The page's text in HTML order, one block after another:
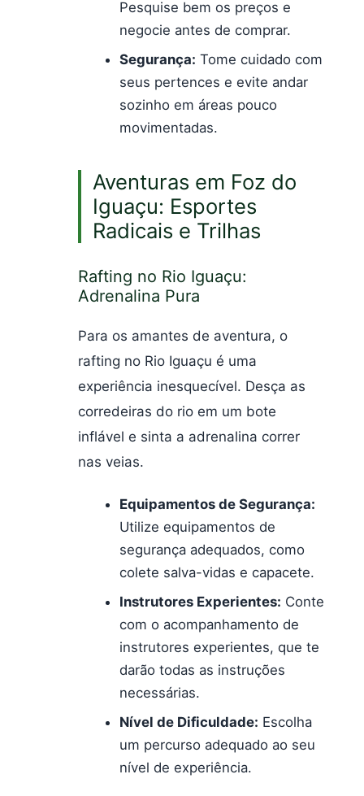
Pesquise bem os preços e
negocie antes de comprar.
Segurança: Tome cuidado com
seus pertences e evite andar
sozinho em áreas pouco
movimentadas.
Aventuras em Foz do
Iguaçu: Esportes
Radicais e Trilhas
Rafting no Rio Iguaçu:
Adrenalina Pura
Para os amantes de aventura, o
rafting no Rio Iguaçu é uma
experiência inesquecível. Desça as
corredeiras do rio em um bote
inflável e sinta a adrenalina correr
nas veias.
Equipamentos de Segurança:
Utilize equipamentos de
segurança adequados, como
colete salva-vidas e capacete.
Instrutores Experientes: Conte
com o acompanhamento de
instrutores experientes, que te
darão todas as instruções
necessárias.
Nível de Dificuldade: Escolha
um percurso adequado ao seu
nível de experiência.